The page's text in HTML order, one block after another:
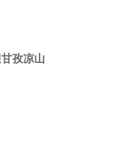
孜凉山